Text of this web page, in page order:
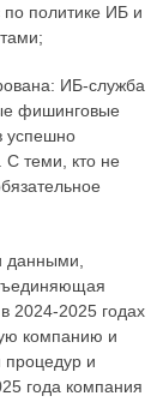
политике ИБ и
ИБ-служба
фишинговые
успешно
С теми, кто не
данными,
2024-2025 годах
компанию и
процедур и
года компания